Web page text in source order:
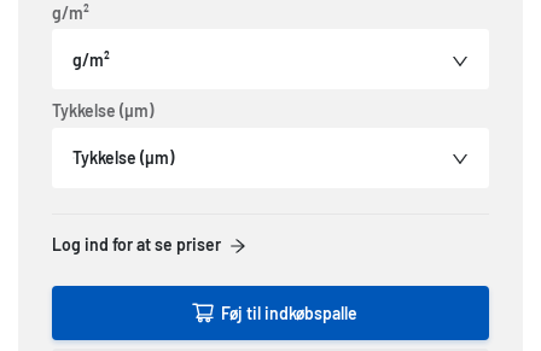
g/m²
g/m²
Tykkelse (µm)
Tykkelse (µm)
Log ind for at se priser
Føj til indkøbspalle